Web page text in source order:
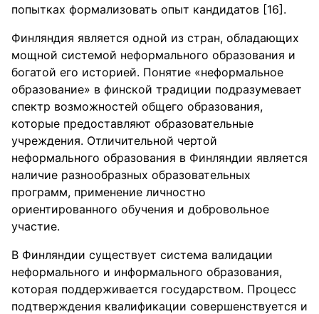
попытках формализовать опыт кандидатов [16].
Финляндия является одной из стран, обладающих
мощной системой неформального образования и
богатой его историей. Понятие «неформальное
образование» в финской традиции подразумевает
спектр возможностей общего образования,
которые предоставляют образовательные
учреждения. Отличительной чертой
неформального образования в Финляндии является
наличие разнообразных образовательных
программ, применение личностно
ориентированного обучения и добровольное
участие.
В Финляндии существует система валидации
неформального и информального образования,
которая поддерживается государством. Процесс
подтверждения квалификации совершенствуется и